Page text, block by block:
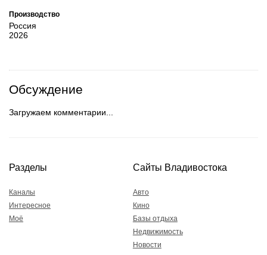
Производство
Россия
2026
Обсуждение
Загружаем комментарии...
Разделы
Каналы
Интересное
Моё
Сайты Владивостока
Авто
Кино
Базы отдыха
Недвижимость
Новости